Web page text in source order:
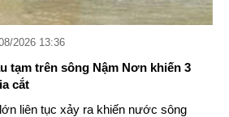
2026 13:36
tạm trên sông Nậm Nơn khiến 3
cắt
liên tục xảy ra khiến nước sông